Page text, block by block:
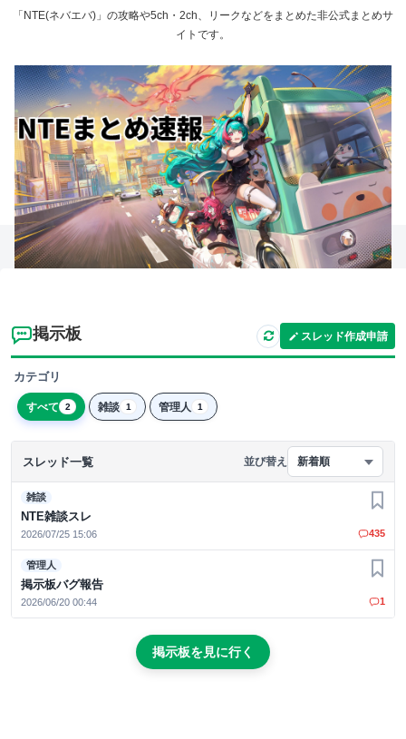
「NTE(ネバエバ)」の攻略や5ch・2ch、リークなどをまとめた非公式まとめサ
イトです。
掲示板 スレッド作成申請
カテゴリ
すべて 2 雑談 1 管理人 1
スレッド一覧 並び替え 新着順
雑談
NTE雑談スレ
2026/07/25 15:06
お気
435
管理人
掲示板バグ報告
2026/06/20 00:44
お気
1
掲示板を見に行く